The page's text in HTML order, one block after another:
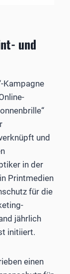
und
Kampagne
und
in der
Printmedien
für die
jährlich
initiiert.
einen